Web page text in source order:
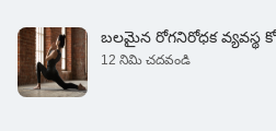
బలమైన రోగనిరోధక
12 నిమి చదవండి